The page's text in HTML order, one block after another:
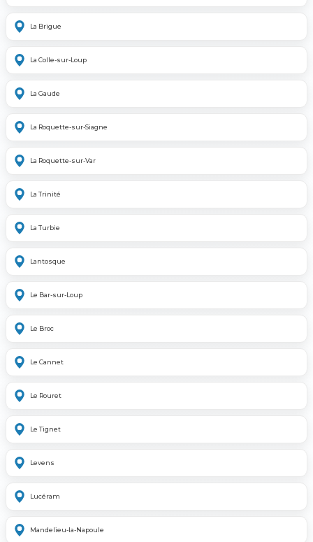
La Brigue
La Colle-sur-Loup
La Gaude
La Roquette-sur-Siagne
La Roquette-sur-Var
La Trinité
La Turbie
Lantosque
Le Bar-sur-Loup
Le Broc
Le Cannet
Le Rouret
Le Tignet
Levens
Lucéram
Mandelieu-la-Napoule